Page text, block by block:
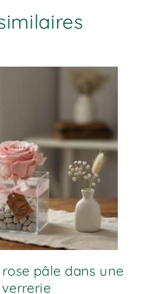
pâle dans une
verrerie